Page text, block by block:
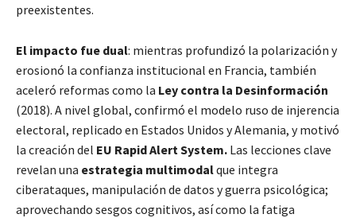
preexistentes.
El impacto fue dual: mientras profundizó la polarización y
erosionó la confianza institucional en Francia, también
aceleró reformas como la Ley contra la Desinformación
(2018). A nivel global, confirmó el modelo ruso de injerencia
electoral, replicado en Estados Unidos y Alemania, y motivó
la creación del EU Rapid Alert System. Las lecciones clave
revelan una estrategia multimodalque integra
ciberataques, manipulación de datos y guerra psicológica;
aprovechando sesgos cognitivos, así como la fatiga